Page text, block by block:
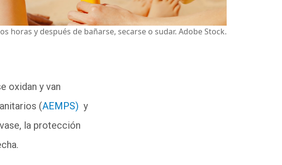
horas y después de bañarse, secarse o sudar. Adobe Stock.
oxidan y van
(AEMPS) y
la protección